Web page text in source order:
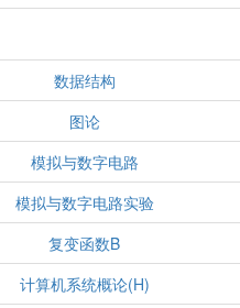
数据结构
图论
模拟与数字电路
模拟与数字电路实验
复变函数B
计算机系统概论(H)